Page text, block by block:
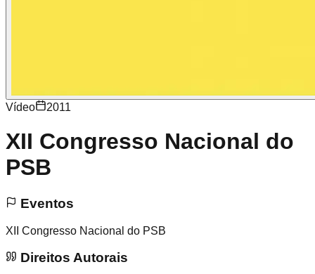
Vídeo 2011
XII Congresso Nacional do
PSB
Eventos
XII Congresso Nacional do PSB
Direitos Autorais